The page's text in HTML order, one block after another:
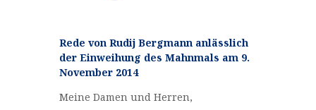
Rede von Rudij Bergmann anlässlich
der Einweihung des Mahnmals am 9.
November 2014
Meine Damen und Herren,